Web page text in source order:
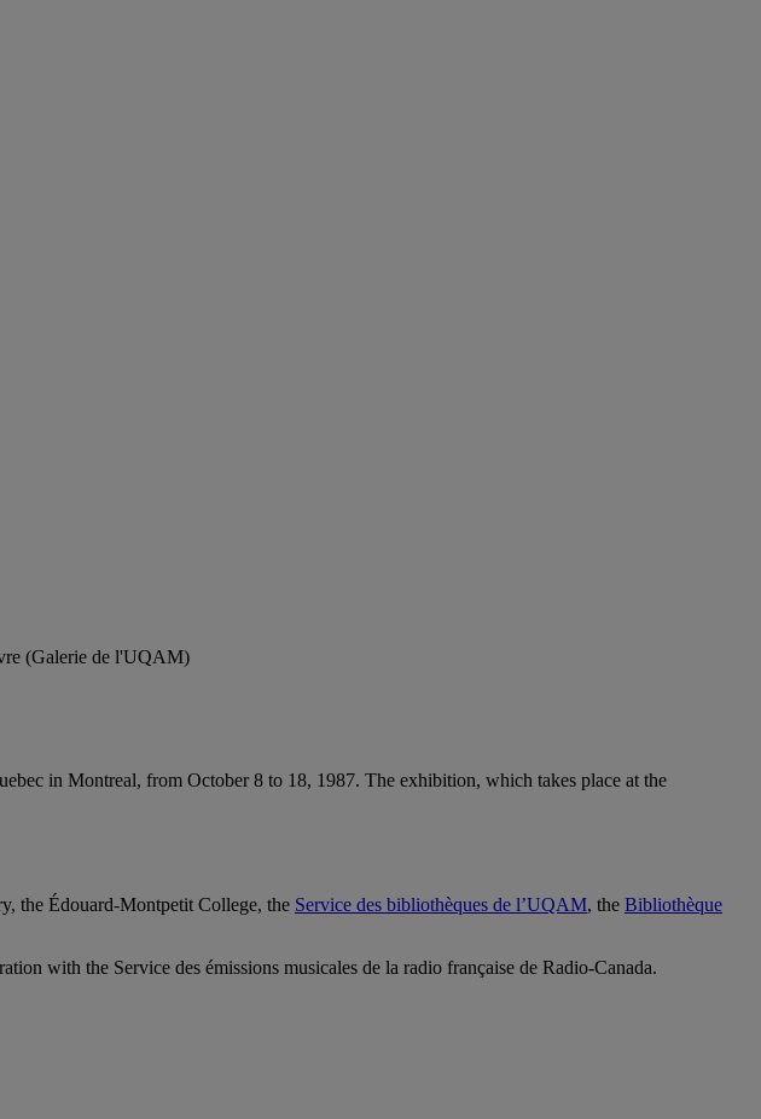
(Galerie de l'UQAM)
in Montreal, from October 8 to 18, 1987. The exhibition, which takes place at the
the Édouard-Montpetit College, the Service des bibliothèques de l’UQAM, the Bibliothèque
with the Service des émissions musicales de la radio française de Radio-Canada.